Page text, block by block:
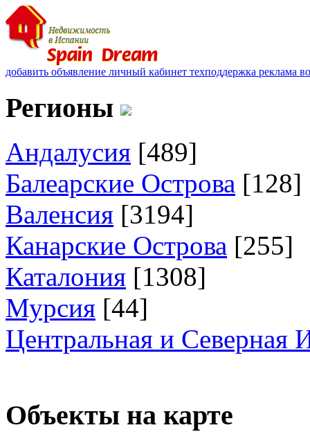
добавить объявление личный кабинет техподдержка реклама
Регионы
Андалусия [489]
Балеарские Острова [128]
Валенсия [3194]
Канарские Острова [255]
Каталония [1308]
Мурсия [44]
Центральная и Северная
Объекты на карте